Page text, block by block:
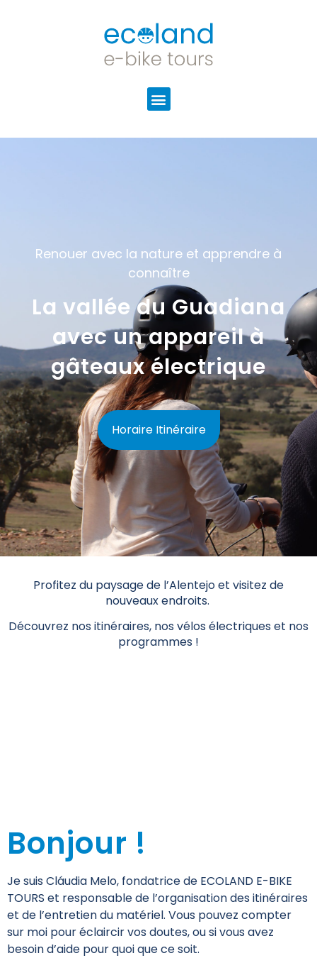
Renouer avec la nature et apprendre à
connaître
La vallée du Guadiana
avec un appareil à
gâteaux électrique
Horaire Itinéraire
Profitez du paysage de l’Alentejo et visitez de
nouveaux endroits.
Découvrez nos itinéraires, nos vélos électriques et nos
programmes !
Bonjour !
Je suis Cláudia Melo, fondatrice de ECOLAND E-BIKE
TOURS et responsable de l’organisation des itinéraires
et de l’entretien du matériel. Vous pouvez compter
sur moi pour éclaircir vos doutes, ou si vous avez
besoin d’aide pour quoi que ce soit.